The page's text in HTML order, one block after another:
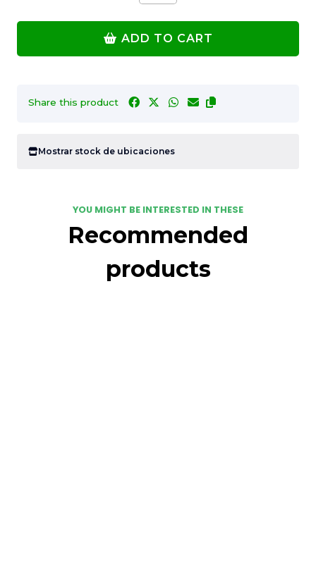
ADD TO CART
Share this product
Mostrar stock de ubicaciones
YOU MIGHT BE INTERESTED IN THESE
Recommended
products